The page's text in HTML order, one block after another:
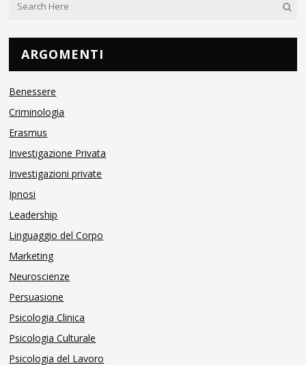
ARGOMENTI
Benessere
Criminologia
Erasmus
Investigazione Privata
Investigazioni private
Ipnosi
Leadership
Linguaggio del Corpo
Marketing
Neuroscienze
Persuasione
Psicologia Clinica
Psicologia Culturale
Psicologia del Lavoro